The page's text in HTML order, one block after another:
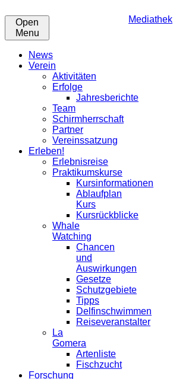
Mediathek
Open
Menu
News
Verein
Aktivitäten
Erfolge
Jahresberichte
Team
Schirmherrschaft
Partner
Vereinssatzung
Erleben!
Erlebnisreise
Praktikumskurse
Kursinformationen
Ablaufplan
Kurs
Kursrückblicke
Whale
Watching
Chancen
und
Auswirkungen
Gesetze
Schutzgebiete
Tipps
Delfinschwimmen
Reiseveranstalter
La
Gomera
Artenliste
Fischzucht
Forschung